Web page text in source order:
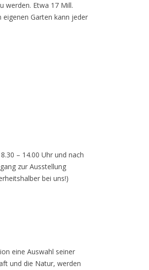
werden. Etwa 17 Mill.
Garten kann jeder
– 14.00 Uhr und nach
zur Ausstellung
bei uns!)
eine Auswahl seiner
und die Natur, werden